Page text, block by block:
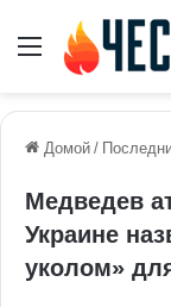
Меню
Домой /
Медведев
Украине
уколом»